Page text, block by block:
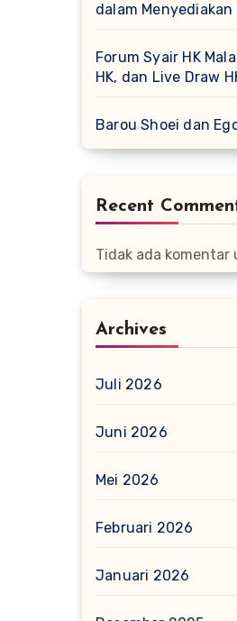
dalam
Forum Syair HK
HK, dan Live Draw
Barou Shoei dan
Recent
Tidak ada
Archives
Juli 2026
Juni 2026
Mei 2026
Februari 2026
Januari 2026